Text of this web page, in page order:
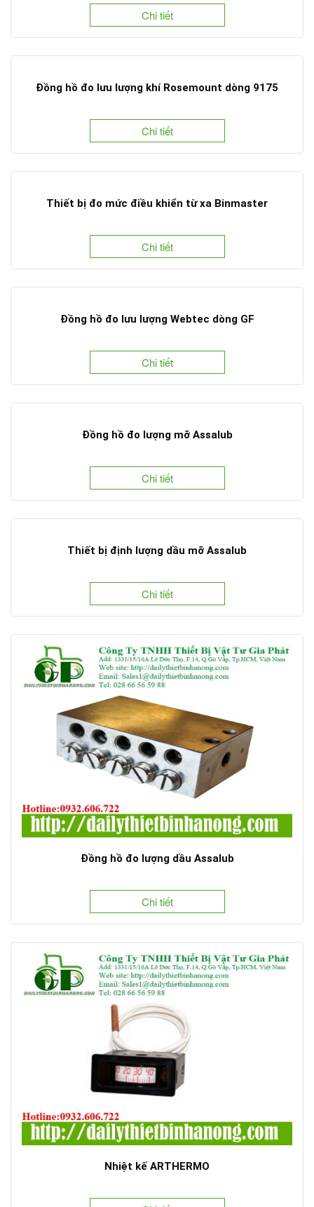
Chi tiết
Đồng hồ đo lưu lượng khí Rosemount dòng 9175
Chi tiết
Thiết bị đo mức điều khiển từ xa Binmaster
Chi tiết
Đồng hồ đo lưu lượng Webtec dòng GF
Chi tiết
Đồng hồ đo lượng mỡ Assalub
Chi tiết
Thiết bị định lượng dầu mỡ Assalub
Chi tiết
Đồng hồ đo lượng dầu Assalub
Chi tiết
Nhiệt kế ARTHERMO